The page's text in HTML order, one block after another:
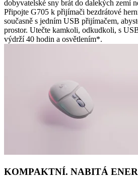
dobyvatelské sny brát do dalekých zemí
Připojte G705 k přijímači bezdrátové
současně s jedním USB přijímačem,
prostor. Utečte kamkoli, odkudkoli, s
výdrží 40 hodin a osvětlením*.
KOMPAKTNÍ. NABITÁ